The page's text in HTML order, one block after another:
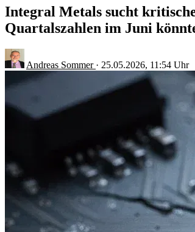
Integral Metals sucht
Quartalszahlen im Juni
Andreas Sommer · 25.05.2026, 11:54 Uhr